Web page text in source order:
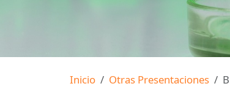
Inicio Otras Presentaciones